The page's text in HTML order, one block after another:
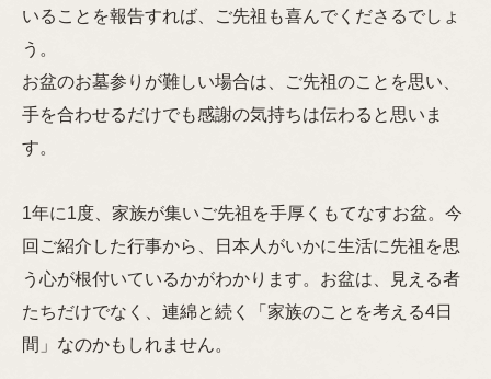
いることを報告すれば、ご先祖も喜んでくださるでしょ
う。
お盆のお墓参りが難しい場合は、ご先祖のことを思い、
手を合わせるだけでも感謝の気持ちは伝わると思いま
す。
1年に1度、家族が集いご先祖を手厚くもてなすお盆。今
回ご紹介した行事から、日本人がいかに生活に先祖を思
う心が根付いているかがわかります。お盆は、見える者
たちだけでなく、連綿と続く「家族のことを考える4日
間」なのかもしれません。